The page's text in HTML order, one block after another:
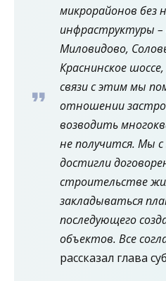
микрорайонов без
инфраструктуры –
Миловидово,
Краснинское
связи с этим мы
отношении
возводить
не получится. Мы
достигли
строительстве
закладываться
последующего
объектов. Все
рассказал глава